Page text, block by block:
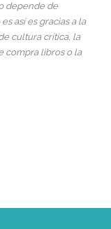
depende de
así es gracias a la
cultura crítica, la
compra libros o la